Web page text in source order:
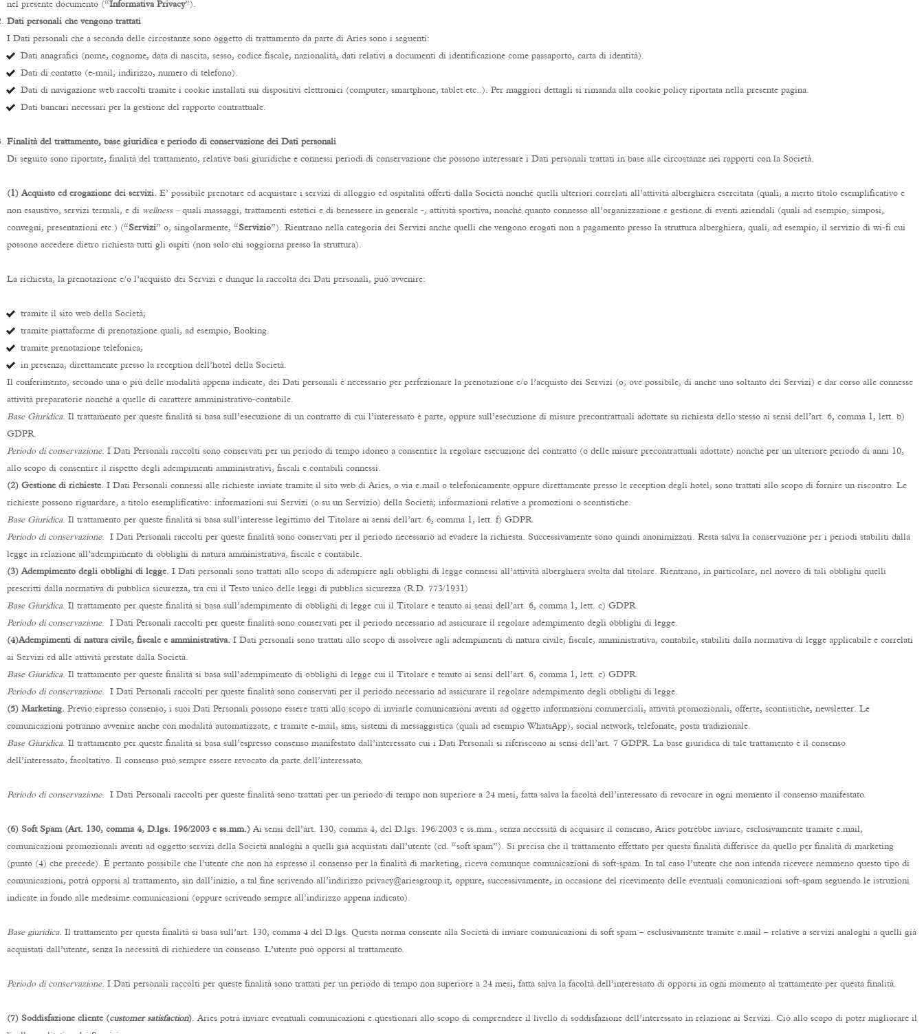
nel presente documento (“Informativa Privacy”).
Dati personali che vengono trattati
I Dati personali che a seconda delle circostanze sono oggetto di trattamento da parte di Aries sono i seguenti:
Dati anagrafici (nome, cognome, data di nascita, sesso, codice fiscale, nazionalità, dati relativi a documenti di identificazione come passaporto, carta di identità).
Dati di contatto (e-mail, indirizzo, numero di telefono).
Dati di navigazione web raccolti tramite i cookie installati sui dispositivi elettronici (computer, smartphone, tablet etc..). Per maggiori dettagli si rimanda alla cookie policy riportata nella presente pagina.
Dati bancari necessari per la gestione del rapporto contrattuale.
Finalità del trattamento, base giuridica e periodo di conservazione dei Dati personali
Di seguito sono riportate, finalità del trattamento, relative basi giuridiche e connessi periodi di conservazione che possono interessare i Dati personali trattati in base alle circostanze nei rapporti con la Società.
(1) Acquisto ed erogazione dei servizi. E’ possibile prenotare ed acquistare i servizi di alloggio ed ospitalità offerti dalla Società nonché quelli ulteriori correlati all’attività alberghiera esercitata (quali, a merto titolo esemplificativo e
non esaustivo, servizi termali, e di wellness – quali massaggi, trattamenti estetici e di benessere in generale -, attività sportiva, nonché quanto connesso all’organizzazione e gestione di eventi aziendali (quali ad esempio, simposi,
convegni, presentazioni etc.) (“Servizi” o, singolarmente, “Servizio”). Rientrano nella categoria dei Servizi anche quelli che vengono erogati non a pagamento presso la struttura alberghiera, quali, ad esempio, il servizio di wi-fi cui
possono accedere dietro richiesta tutti gli ospiti (non solo chi soggiorna presso la struttura).
La richiesta, la prenotazione e/o l’acquisto dei Servizi e dunque la raccolta dei Dati personali, può avvenire:
tramite il sito web della Società;
tramite piattaforme di prenotazione quali, ad esempio, Booking.
tramite prenotazione telefonica;
in presenza, direttamente presso la reception dell’hotel della Società.
Il conferimento, secondo una o più delle modalità appena indicate, dei Dati personali è necessario per perfezionare la prenotazione e/o l’acquisto dei Servizi (o, ove possibile, di anche uno soltanto dei Servizi) e dar corso alle connesse
attività preparatorie nonché a quelle di carattere amministrativo-contabile.
Base Giuridica. Il trattamento per queste finalità si basa sull’esecuzione di un contratto di cui l’interessato è parte, oppure sull’esecuzione di misure precontrattuali adottate su richiesta dello stesso ai sensi dell’art. 6, comma 1, lett. b)
GDPR.
Periodo di conservazione. I Dati Personali raccolti sono conservati per un periodo di tempo idoneo a consentire la regolare esecuzione del contratto (o delle misure precontrattuali adottate) nonché per un ulteriore periodo di anni 10,
allo scopo di consentire il rispetto degli adempimenti amministrativi, fiscali e contabili connessi.
(2) Gestione di richieste. I Dati Personali connessi alle richieste inviate tramite il sito web di Aries, o via e.mail o telefonicamente oppure direttamente presso le reception degli hotel, sono trattati allo scopo di fornire un riscontro. Le
richieste possono riguardare, a titolo esemplificativo: informazioni sui Servizi (o su un Servizio) della Società; informazioni relative a promozioni o scontistiche.
Base Giuridica. Il trattamento per queste finalità si basa sull’interesse legittimo del Titolare ai sensi dell’art. 6, comma 1, lett. f) GDPR.
Periodo di conservazione. I Dati Personali raccolti per queste finalità sono conservati per il periodo necessario ad evadere la richiesta. Successivamente sono quindi anonimizzati. Resta salva la conservazione per i periodi stabiliti dalla
legge in relazione all’adempimento di obblighi di natura amministrativa, fiscale e contabile.
(3) Adempimento degli obblighi di legge. I Dati personali sono trattati allo scopo di adempiere agli obblighi di legge connessi all’attività alberghiera svolta dal titolare. Rientrano, in particolare, nel novero di tali obblighi quelli
prescritti dalla normativa di pubblica sicurezza, tra cui il Testo unico delle leggi di pubblica sicurezza (R.D. 773/1931)
Base Giuridica. Il trattamento per queste finalità si basa sull’adempimento di obblighi di legge cui il Titolare e tenuto ai sensi dell’art. 6, comma 1, lett. c) GDPR.
Periodo di conservazione. I Dati Personali raccolti per queste finalità sono conservati per il periodo necessario ad assicurare il regolare adempimento degli obblighi di legge.
(4)Adempimenti di natura civile, fiscale e amministrativa. I Dati personali sono trattati allo scopo di assolvere agli adempimenti di natura civile, fiscale, amministrativa, contabile, stabiliti dalla normativa di legge applicabile e correlati
ai Servizi ed alle attività prestate dalla Società.
Base Giuridica. Il trattamento per queste finalità si basa sull’adempimento di obblighi di legge cui il Titolare e tenuto ai sensi dell’art. 6, comma 1, lett. c) GDPR.
Periodo di conservazione. I Dati Personali raccolti per queste finalità sono conservati per il periodo necessario ad assicurare il regolare adempimento degli obblighi di legge.
(5) Marketing. Previo espresso consenso, i suoi Dati Personali possono essere tratti allo scopo di inviarle comunicazioni aventi ad oggetto informazioni commerciali, attività promozionali, offerte, scontistiche, newsletter. Le
comunicazioni potranno avvenire anche con modalità automatizzate, e tramite e-mail, sms, sistemi di messaggistica (quali ad esempio WhatsApp), social network, telefonate, posta tradizionale.
Base Giuridica. Il trattamento per queste finalità si basa sull’espresso consenso manifestato dall’interessato cui i Dati Personali si riferiscono ai sensi dell’art. 7 GDPR. La base giuridica di tale trattamento è il consenso
dell’interessato, facoltativo. Il consenso può sempre essere revocato da parte dell’interessato.
Periodo di conservazione. I Dati Personali raccolti per queste finalità sono trattati per un periodo di tempo non superiore a 24 mesi, fatta salva la facoltà dell’interessato di revocare in ogni momento il consenso manifestato.
(6) Soft Spam (Art. 130, comma 4, D.lgs. 196/2003 e ss.mm.) Ai sensi dell’art. 130, comma 4, del D.lgs. 196/2003 e ss.mm., senza necessità di acquisire il consenso, Aries potrebbe inviare, esclusivamente tramite e.mail,
comunicazioni promozionali aventi ad oggetto servizi della Società analoghi a quelli già acquistati dall’utente (cd. “soft spam”). Si precisa che il trattamento effettato per questa finalità differisce da quello per finalità di marketing
(punto (4) che precede). È pertanto possibile che l’utente che non ha espresso il consenso per la finalità di marketing, riceva comunque comunicazioni di soft-spam. In tal caso l’utente che non intenda ricevere nemmeno questo tipo di
comunicazioni, potrà opporsi al trattamento, sin dall’inizio, a tal fine scrivendo all’indirizzo privacy@ariesgroup.it, oppure, successivamente, in occasione del ricevimento delle eventuali comunicazioni soft-spam seguendo le istruzioni
indicate in fondo alle medesime comunicazioni (oppure scrivendo sempre all’indirizzo appena indicato).
Base giuridica. Il trattamento per questa finalità si basa sull’art. 130, comma 4 del D.lgs. Questa norma consente alla Società di inviare comunicazioni di soft spam – esclusivamente tramite e.mail – relative a servizi analoghi a quelli già
acquistati dall’utente, senza la necessità di richiedere un consenso. L’utente può opporsi al trattamento.
Periodo di conservazione. I Dati personali raccolti per queste finalità sono trattati per un periodo di tempo non superiore a 24 mesi, fatta salva la facoltà dell’interessato di opporsi in ogni momento al trattamento per questa finalità.
(7) Soddisfazione cliente (customer satisfaction). Aries potrà inviare eventuali comunicazioni e questionari allo scopo di comprendere il livello di soddisfazione dell’interessato in relazione ai Servizi. Ciò allo scopo di poter migliorare il